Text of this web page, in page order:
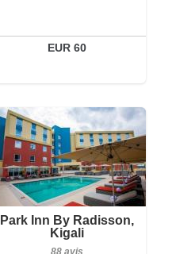
EUR 60
Réserver
Park Inn By Radisson,
Kigali
88 avis
Petit-déjeuner inclus
88 avis